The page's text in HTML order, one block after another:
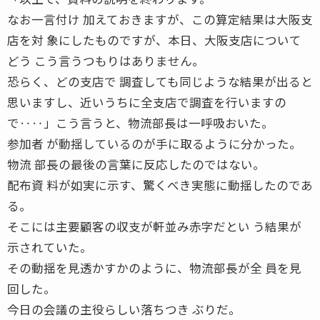
なお一言付け 加えておきますが、この算定結果は大阪支
店を対 象にしたものですが、本日、大阪支店について
どう こう言うつもりはありません。
恐らく、どの支店で 調査しても同じような結果が出ると
思いますし、近いうちに全支店で調査を行いますの
で‥‥」こう言うと、物流部長は一呼吸おいた。
参加者 が動揺しているのが手に取るように分かった。
物流 部長の最後の言葉に反応したのではない。
配布資 料が如実に示す、驚くべき実態に動揺したのであ
る。
そこには主要顧客の収支が軒並み赤字だとい う結果が
示されていた。
その動揺を見透かすかのように、物流部長が全 員を見
回した。
今日の会議の主役らしい落ちつき ぶりだ。